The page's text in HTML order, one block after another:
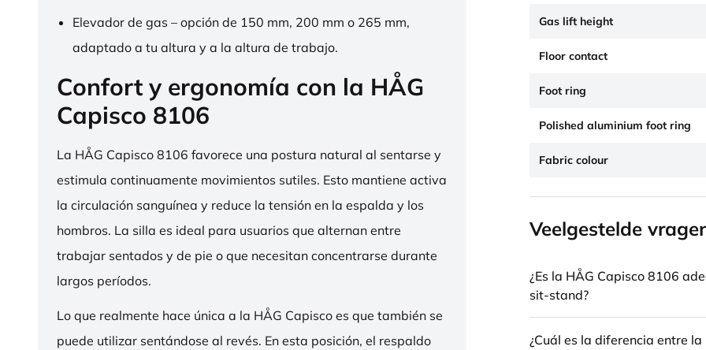
Elevador de gas – opción de 150 mm, 200 mm o 265 mm,
adaptado a tu altura y a la altura de trabajo.
Confort y ergonomía con la HÅG
Capisco 8106
La HÅG Capisco 8106 favorece una postura natural al sentarse y
estimula continuamente movimientos sutiles. Esto mantiene activa
la circulación sanguínea y reduce la tensión en la espalda y los
hombros. La silla es ideal para usuarios que alternan entre
trabajar sentados y de pie o que necesitan concentrarse durante
largos períodos.
Lo que realmente hace única a la HÅG Capisco es que también se
puede utilizar sentándose al revés. En esta posición, el respaldo
Gas lift height
Floor contact
Foot ring
Polished aluminium foot ring
Fabric colour
Veelgestelde
¿Es la HÅG Capisco 8106
sit-stand?
¿Cuál es la diferencia entre